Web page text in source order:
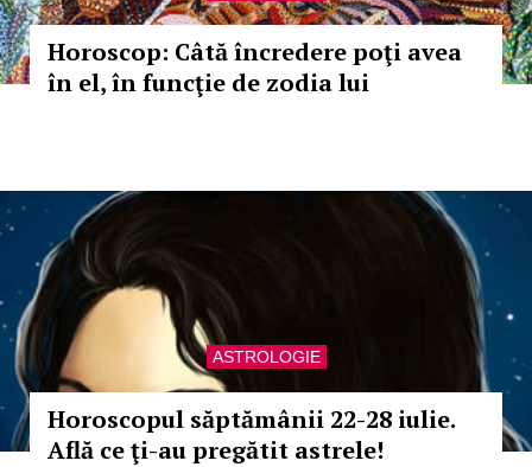
Horoscop: Câtă încredere poţi avea
în el, în funcţie de zodia lui
ASTROLOGIE
Horoscopul săptămânii 22-28 iulie.
Află ce ţi-au pregătit astrele!